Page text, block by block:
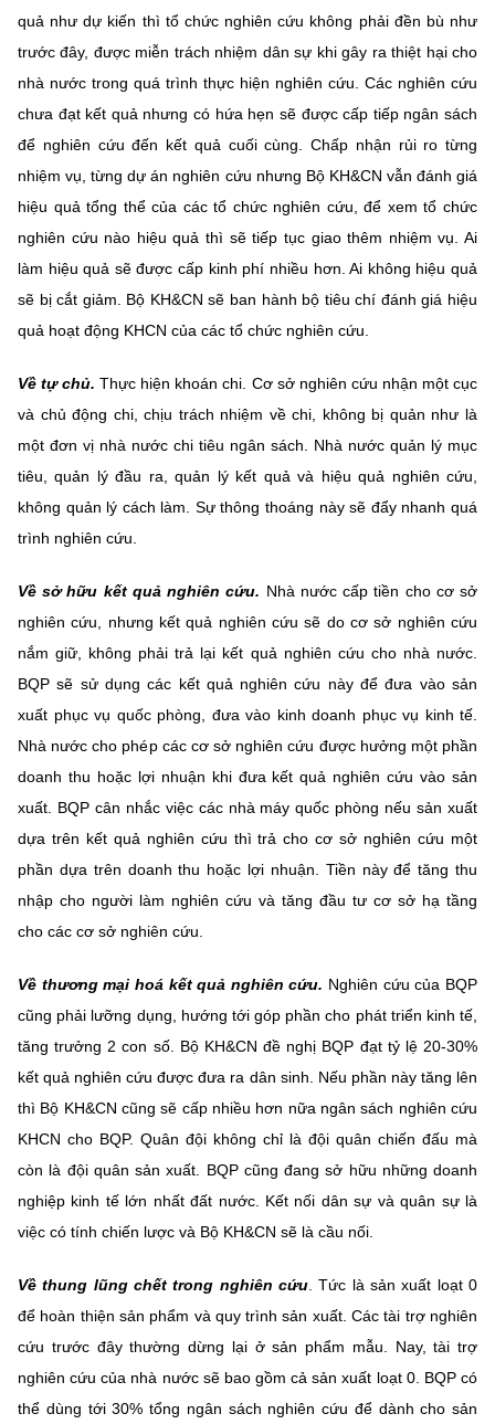
quả như dự kiến thì tổ chức nghiên cứu không phải đền bù như
trước đây, được miễn trách nhiệm dân sự khi gây ra thiệt hại cho
nhà nước trong quá trình thực hiện nghiên cứu. Các nghiên cứu
chưa đạt kết quả nhưng có hứa hẹn sẽ được cấp tiếp ngân sách
để nghiên cứu đến kết quả cuối cùng.
Chấp nhận rủi ro từng
nhiệm vụ, từng dự án nghiên cứu nhưng Bộ KH&CN vẫn đánh giá
hiệu quả tổng thể của các tổ chức nghiên cứu, để xem tổ chức
nghiên cứu nào hiệu quả thì sẽ tiếp tục giao thêm nhiệm vụ. Ai
làm hiệu quả sẽ được cấp kinh phí nhiều hơn. Ai không hiệu quả
sẽ bị cắt giảm. Bộ KH&CN sẽ ban hành bộ tiêu chí đánh giá hiệu
quả hoạt động KHCN của các tổ chức nghiên cứu.
Về tự chủ. Thực hiện khoán chi. Cơ sở nghiên cứu nhận một cục
và chủ động chi, chịu trách nhiệm về chi, không bị quản như là
một đơn vị nhà nước chi tiêu ngân sách. Nhà nước quản lý mục
tiêu, quản lý đầu ra, quản lý kết quả và hiệu quả nghiên cứu,
không quản lý cách làm. Sự thông thoáng này sẽ đẩy nhanh quá
trình nghiên cứu.
Về sở hữu kết quả nghiên cứu. Nhà nước cấp tiền cho cơ sở
nghiên cứu, nhưng kết quả nghiên cứu sẽ do cơ sở nghiên cứu
nắm giữ, không phải trả lại kết quả nghiên cứu cho nhà nước.
BQP sẽ sử dụng các kết quả nghiên cứu này để đưa vào sản
xuất phục vụ quốc phòng, đưa vào kinh doanh phục vụ kinh tế.
Nhà nước cho phép các cơ sở nghiên cứu được hưởng một phần
doanh thu hoặc lợi nhuận khi đưa kết quả nghiên cứu vào sản
xuất. BQP cân nhắc việc các nhà máy quốc phòng nếu sản xuất
dựa trên kết quả nghiên cứu thì trả cho cơ sở nghiên cứu một
phần dựa trên doanh thu hoặc lợi nhuận. Tiền này để tăng thu
nhập cho người làm nghiên cứu và tăng đầu tư cơ sở hạ tầng
cho các cơ sở nghiên cứu.
Về thương mại hoá kết quả nghiên cứu. Nghiên cứu của BQP
cũng phải lưỡng dụng, hướng tới góp phần cho phát triển kinh tế,
tăng trưởng 2 con số. Bộ KH&CN đề nghị BQP đạt tỷ lệ 20-30%
kết quả nghiên cứu được đưa ra dân sinh. Nếu phần này tăng lên
thì Bộ KH&CN cũng sẽ cấp nhiều hơn nữa ngân sách nghiên cứu
KHCN cho BQP. Quân đội không chỉ là đội quân chiến đấu mà
còn là đội quân sản xuất. BQP cũng đang sở hữu những doanh
nghiệp kinh tế lớn nhất đất nước. Kết nối dân sự và quân sự là
việc có tính chiến lược và Bộ KH&CN sẽ là cầu nối.
Về thung lũng chết trong nghiên cứu . Tức là sản xuất loạt 0
để hoàn thiện sản phẩm và quy trình sản xuất. Các tài trợ nghiên
cứu trước đây thường dừng lại ở sản phẩm mẫu. Nay, tài trợ
nghiên cứu của nhà nước sẽ bao gồm cả sản xuất loạt 0. BQP có
thể dùng tới 30% tổng ngân sách nghiên cứu để dành cho sản